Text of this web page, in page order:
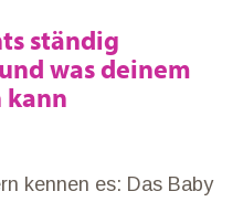
ständig
was deinem
kann
kennen es: Das Baby